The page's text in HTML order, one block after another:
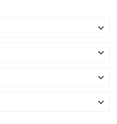



